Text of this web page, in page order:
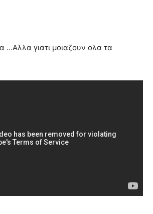
…Αλλα γιατι μοιαζουν ολα τα